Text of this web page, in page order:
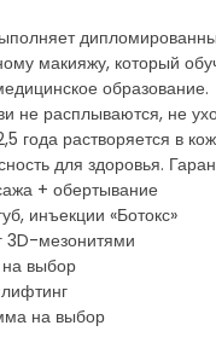
макияжу, который
образование.
не расплываются, не
года растворяется в
для здоровья.
+ обертывание
инъекции «Ботокс»
3D-мезонитями
выбор
на выбор